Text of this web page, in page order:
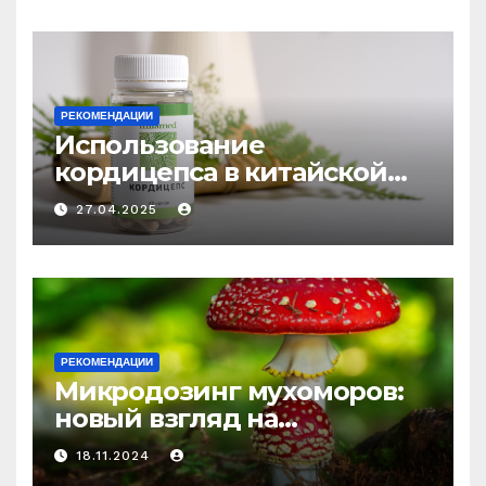
РЕКОМЕНДАЦИИ
Использование
кордицепса в китайской
медицине: природное
средство против усталости
и истощения
27.04.2025
РЕКОМЕНДАЦИИ
Микродозинг мухоморов:
новый взгляд на
психоделику
18.11.2024